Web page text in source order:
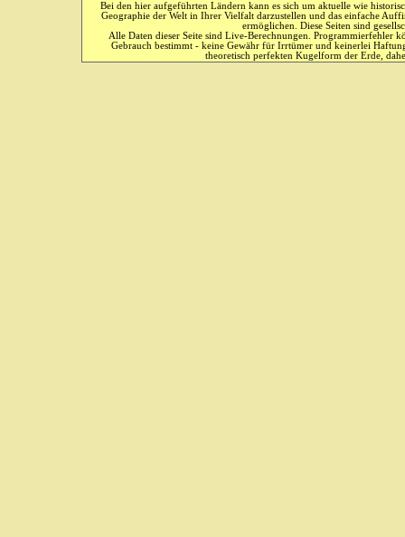
Bei den hier aufgeführten Ländern kann es sich um aktuelle wie
Geographie der Welt in Ihrer Vielfalt darzustellen und das einfache
ermöglichen. Diese Seiten sind
Alle Daten dieser Seite sind Live-Berechnungen. Programmierfehler
Gebrauch bestimmt - keine Gewähr für Irrtümer und keinerlei
theoretisch perfekten Kugelform der Erde,